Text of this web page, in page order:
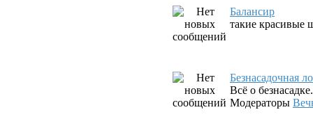
Балансир
такие красивые
Безнасадочная
Всё о
Модераторы